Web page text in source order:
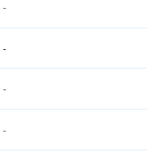
-
-
-
-